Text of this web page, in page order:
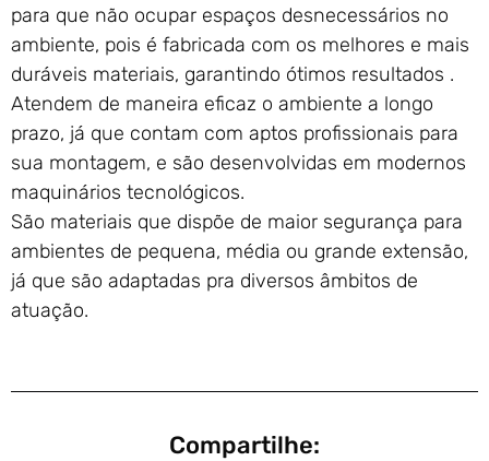
para que não ocupar espaços desnecessários no
ambiente, pois é fabricada com os melhores e mais
duráveis materiais, garantindo ótimos resultados .
Atendem de maneira eficaz o ambiente a longo
prazo, já que contam com aptos profissionais para
sua montagem, e são desenvolvidas em modernos
maquinários tecnológicos.
São materiais que dispõe de maior segurança para
ambientes de pequena, média ou grande extensão,
já que são adaptadas pra diversos âmbitos de
atuação.
Compartilhe: